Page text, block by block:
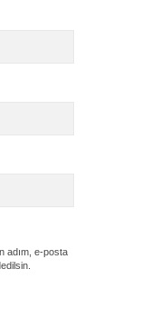
adım, e-posta